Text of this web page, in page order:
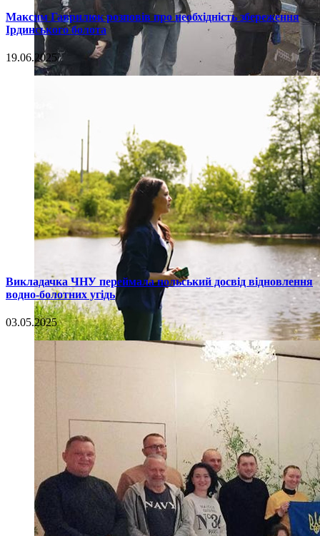
Максим Гаврилюк розповів про необхідність збереження
Ірдинського болота
19.06.2025
Викладачка ЧНУ переймала польський досвід відновлення
водно-болотних угідь
03.05.2025